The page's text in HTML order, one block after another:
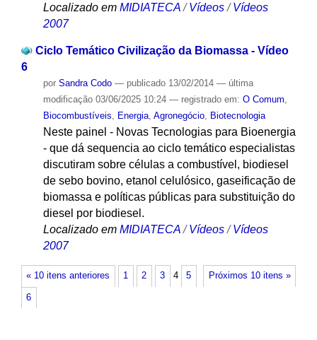
Localizado em MIDIATECA /Vídeos /Vídeos
2007
Ciclo Temático Civilização da Biomassa - Vídeo
6
por Sandra Codo — publicado13/02/2014 — última
modificação03/06/2025 10:24 — registrado em: O Comum,
Biocombustíveis, Energia, Agronegócio, Biotecnologia
Neste painel - Novas Tecnologias para Bioenergia
- que dá sequencia ao ciclo temático especialistas
discutiram sobre células a combustível, biodiesel
de sebo bovino, etanol celulósico, gaseificação de
biomassa e políticas públicas para substituição do
diesel por biodiesel.
Localizado em MIDIATECA /Vídeos /Vídeos
2007
« 10 itens anteriores Próximos 10 itens »
1 2 3 4 5
6